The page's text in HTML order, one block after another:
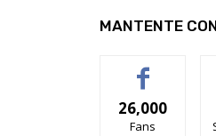
MANTENTE
26,000
Fans